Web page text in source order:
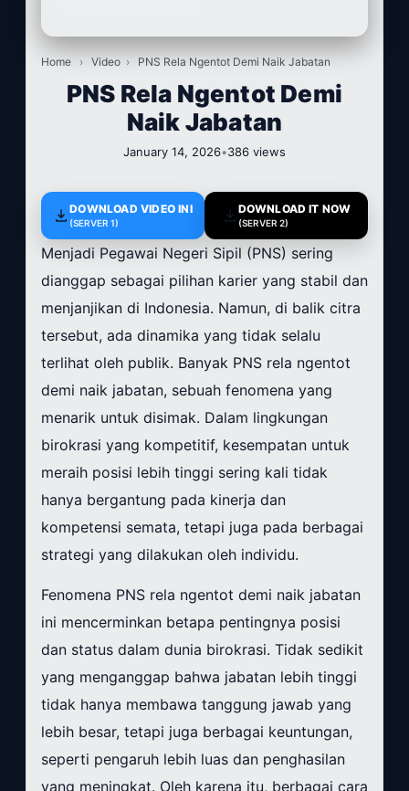
Home › Video › PNS Rela Ngentot Demi Naik Jabatan
PNS Rela Ngentot Demi
Naik Jabatan
January 14, 2026•386 views
DOWNLOAD VIDEO INI
(SERVER 1)
DOWNLOAD IT NOW
(SERVER 2)
Menjadi Pegawai Negeri Sipil (PNS) sering
dianggap sebagai pilihan karier yang stabil dan
menjanjikan di Indonesia. Namun, di balik citra
tersebut, ada dinamika yang tidak selalu
terlihat oleh publik. Banyak PNS rela ngentot
demi naik jabatan, sebuah fenomena yang
menarik untuk disimak. Dalam lingkungan
birokrasi yang kompetitif, kesempatan untuk
meraih posisi lebih tinggi sering kali tidak
hanya bergantung pada kinerja dan
kompetensi semata, tetapi juga pada berbagai
strategi yang dilakukan oleh individu.
Fenomena PNS rela ngentot demi naik jabatan
ini mencerminkan betapa pentingnya posisi
dan status dalam dunia birokrasi. Tidak sedikit
yang menganggap bahwa jabatan lebih tinggi
tidak hanya membawa tanggung jawab yang
lebih besar, tetapi juga berbagai keuntungan,
seperti pengaruh lebih luas dan penghasilan
yang meningkat. Oleh karena itu, berbagai cara